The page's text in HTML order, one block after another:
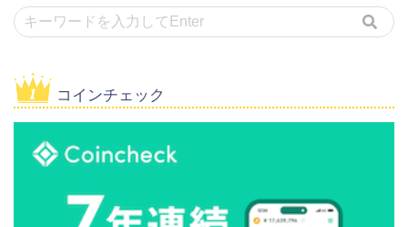
コインチェック